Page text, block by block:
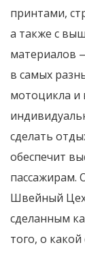
принтами,
а также с
материалов
в самых
мотоцикла и
сделать
обеспечит
пассажирам.
Швейный
сделанным
того, о